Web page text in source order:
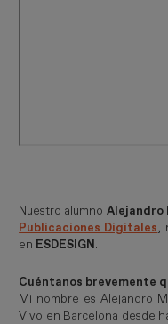
Nuestro alumno Alejandro
Publicaciones Digitales,
en ESDESIGN .
Cuéntanos brevemente
Mi nombre es Alejandro
Vivo en Barcelona desde